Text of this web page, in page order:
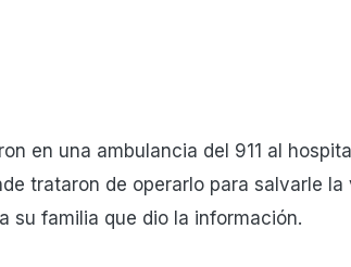
en una ambulancia del 911 al
trataron de operarlo para salvarle
su familia que dio la información.